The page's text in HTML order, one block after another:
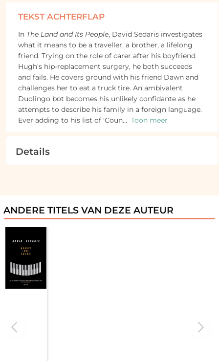
TEKST ACHTERFLAP
In The Land and Its People, David Sedaris investigates
what it means to be a traveller, a brother, a lifelong
friend. Trying on the role of carer after his boyfriend
Hugh's hip-replacement surgery, he both succeeds
and fails. He covers ground with his friend Dawn and
challenges her to eat a truck tire. An ambivalent
Duolingo bot becomes his unlikely confidante as he
attempts to describe his family in a foreign language.
Ever adding to his list of 'Coun... Toon meer
Details
ANDERE TITELS VAN DEZE AUTEUR